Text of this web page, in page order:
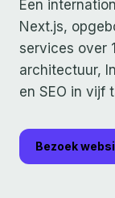
Een
Next.js,
services over
architectuur,
en SEO in vijf
Bezoek